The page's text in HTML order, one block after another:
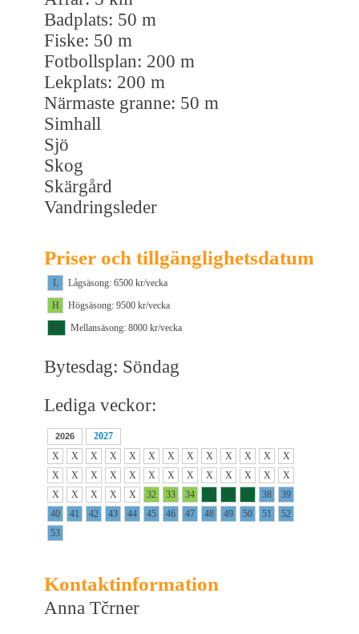
Badplats: 50 m
Fiske: 50 m
Fotbollsplan: 200 m
Lekplats: 200 m
Närmaste granne: 50 m
Simhall
Sjö
Skog
Skärgård
Vandringsleder
Priser och tillgänglighetsdatum
L
Lågsäsong: 6500 kr/vecka
H
Högsäsong: 9500 kr/vecka
M1
Mellansäsong: 8000 kr/vecka
Bytesdag: Söndag
Lediga veckor:
2026
2027
X
X X X X X X X X X X X
X
X
X X X X X X X X X X X
X
X
X X X X 32 33 34 35 36 37 38
39
40
41 42 43 44 45 46 47 48 49 50 51
52
53
Kontaktinformation
Anna Tčrner